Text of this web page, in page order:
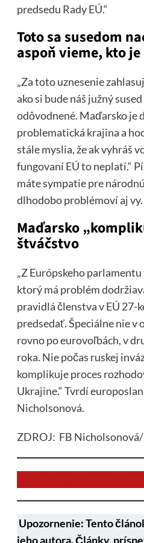
predsedu Rady EÚ.“
Toto sa susedom
aspoň vieme, kto
„Za toto uznesenie
ako si bude náš južný
odôvodnené. Maďarsko je
problematická krajina a
stále myslia, že ak vyhráš
fungovaní EÚ to neplatí.“
máte sympatie pre
dlhodobo problémoví aj vy.
Maďarsko
štváčstvo
„Z Európskeho
ktorý má problém
pravidlá členstva v EÚ 27-
predsedať. Špeciálne nie v
rovno po eurovoľbách, v
roka. Nie počas ruskej
komplikuje proces
Ukrajine.“ Tvrdí
Nicholsonová.
ZDROJ: FB
Upozornenie: Tento
jeho autora. Články,